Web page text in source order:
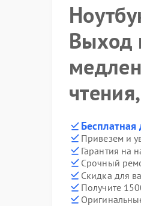
Выход
Бесплатная
Привезем и
Гарантия на
Срочный
Скидка для
Получите